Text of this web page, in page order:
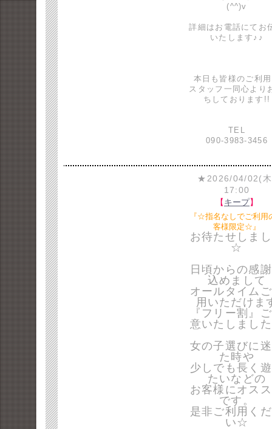
(^^)v
詳細はお電話にてお
いたします♪♪
本日も皆様のご利
スタッフ一同心より
ちしております!!
TEL
090-3983-3456
★2026/04/02(
17:00
【キープ】
『☆指名なしでご利用
客様限定☆』
お待たせしま
☆
日頃からの感
込めまして
オールタイム
用いただけま
『フリー割』
意いたしまし
女の子選びに
た時や
少しでも長く
たいなどの
お客様にオス
です。
是非ご利用く
い☆